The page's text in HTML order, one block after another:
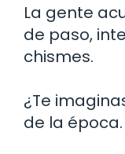
La gente
de paso,
chismes.
¿Te
de la época.